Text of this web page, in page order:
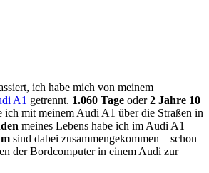
ich habe mich von meinem
A1 getrennt. 1.060 Tage oder2 Jahre 10
ich mit meinem Audi A1 über die Straßen in
meines Lebens habe ich im Audi A1
sind dabei zusammengekommen – schon
der Bordcomputer in einem Audi zur